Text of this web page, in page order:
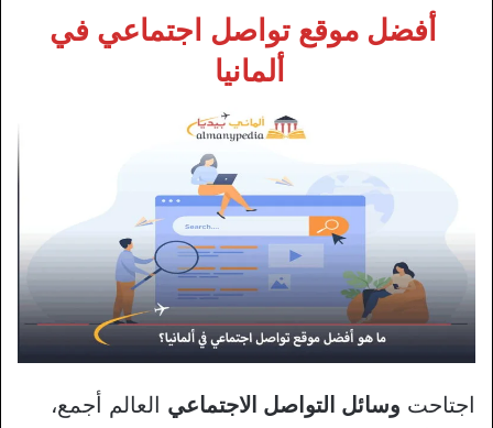
أفضل موقع تواصل اجتماعي في
ألمانيا
اجتاحت وسائل التواصل الاجتماعي العالم أجمع،